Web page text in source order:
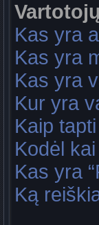
Kas yra
Kas yra
Kas yra
Kur yra
Kaip
Kodėl
Kas yra
Ką